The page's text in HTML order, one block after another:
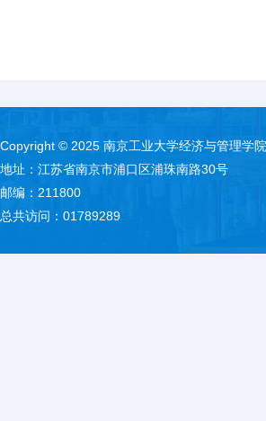
Copyright © 2025 南京工业大学经济与管理学
地址：江苏省南京市浦口区浦珠南路30号
邮编：211800
总共访问： 01789289